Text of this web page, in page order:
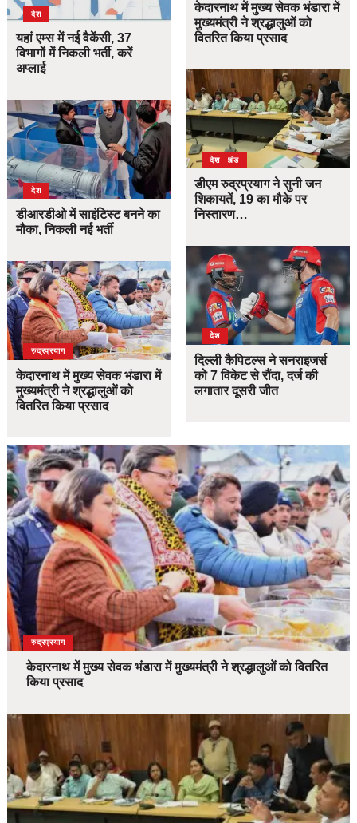
देश
यहां एम्स में नई वैकेंसी, 37
विभागों में निकली भर्ती, करें
अप्लाई
देश
डीआरडीओ में साइंटिस्ट बनने का
मौका, निकली नई भर्ती
उत्तराखंड
देश
रुद्रप्रयाग
केदारनाथ में मुख्य सेवक भंडारा में
मुख्यमंत्री ने श्रद्धालुओं को
वितरित किया प्रसाद
केदारनाथ में मुख्य सेवक भंडारा में
मुख्यमंत्री ने श्रद्धालुओं को
वितरित किया प्रसाद
उत्तराखंड
देश
डीएम रुद्रप्रयाग ने सुनी जन
शिकायतें, 19 का मौके पर
निस्तारण…
देश
दिल्ली कैपिटल्स ने सनराइजर्स
को 7 विकेट से रौंदा, दर्ज की
लगातार दूसरी जीत
उत्तराखंड
देश
रुद्रप्रयाग
केदारनाथ में मुख्य सेवक भंडारा में मुख्यमंत्री ने श्रद्धालुओं को वितरित
किया प्रसाद